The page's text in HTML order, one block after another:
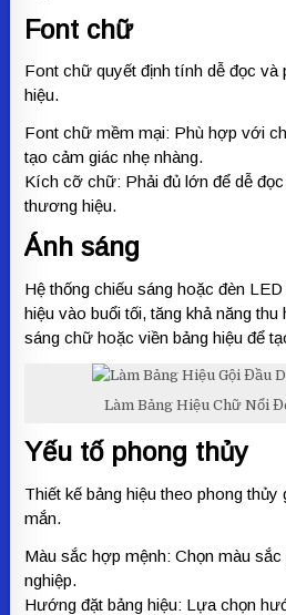
Font chữ
Font chữ quyết định tính dễ đọc và
hiệu.
Font chữ mềm mại: Phù hợp với
tạo cảm giác nhẹ nhàng.
Kích cỡ chữ: Phải đủ lớn để dễ
thương hiệu.
Ánh sáng
Hệ thống chiếu sáng hoặc đèn
hiệu vào buổi tối, tăng khả năng
sáng chữ hoặc viền bảng hiệu để
Làm Bảng Hiệu Chữ Nổi
Yếu tố phong thủy
Thiết kế bảng hiệu theo phong thủy
mắn.
Màu sắc hợp mệnh: Chọn màu
nghiệp.
Hướng đặt bảng hiệu: Lựa chọn